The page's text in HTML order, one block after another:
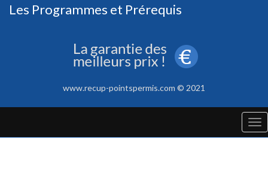
Les Programmes et Prérequis
www.recup-pointspermis.com © 2021